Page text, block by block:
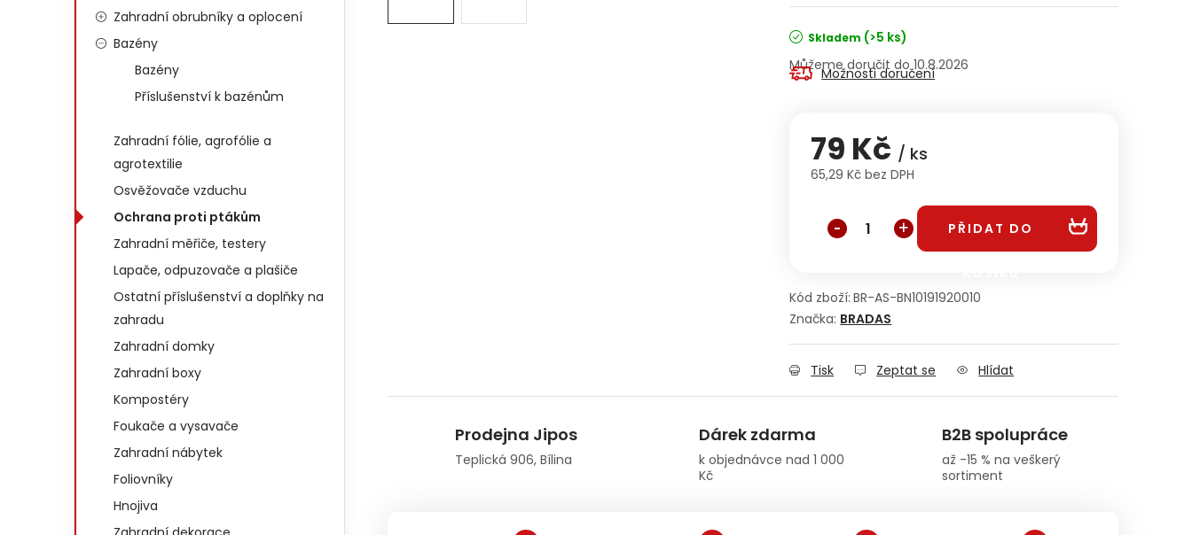
Zahradní obrubníky a oplocení
Bazény
Bazény
Příslušenství k bazénům
Zahradní fólie, agrofólie a
agrotextilie
Osvěžovače vzduchu
Ochrana proti ptákům
Zahradní měřiče, testery
Lapače, odpuzovače a plašiče
Ostatní příslušenství a doplňky na
zahradu
Zahradní domky
Zahradní boxy
Kompostéry
Foukače a vysavače
Zahradní nábytek
Foliovníky
Hnojiva
Skladem (>5 ks)
10.8.2026
Možnosti doručení
79 Kč / ks
65,29 Kč bez DPH
PŘIDAT DO
Kód zboží: BR-AS-BN10191920010
Značka: BRADAS
Tisk Zeptat se Hlídat
Prodejna Jipos
Teplická 906, Bílina
Dárek zdarma
k objednávce nad 1 000
Kč
B2B spolupráce
až -15 % na veškerý
sortiment